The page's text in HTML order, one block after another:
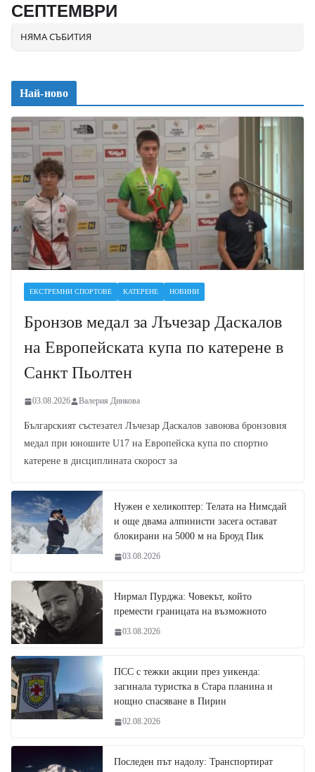
СЕПТЕМВРИ
НЯМА СЪБИТИЯ
Най-ново
ЕКСТРЕМНИ СПОРТОВЕ КАТЕРЕНЕ НОВИНИ
Бронзов медал за Лъчезар Даскалов
на Европейската купа по катерене в
Санкт Пьолтен
03.08.2026 Валерия Динкова
Българският състезател Лъчезар Даскалов завоюва бронзовия
медал при юношите U17 на Европейска купа по спортно
катерене в дисциплината скорост за
Нужен е хеликоптер: Телата на Нимсдай
и още двама алпинисти засега остават
блокирани на 5000 м на Броуд Пик
03.08.2026
Нирмал Пурджа: Човекът, който
премести границата на възможното
03.08.2026
ПСС с тежки акции през уикенда:
загинала туристка в Стара планина и
нощно спасяване в Пирин
02.08.2026
Последен път надолу: Транспортират